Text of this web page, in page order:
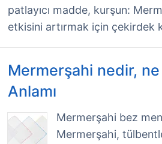
patlayıcı madde, kurşun:
etkisini artırmak için çekirdek
Mermerşahi nedir,
Anlamı
Mermerşahi bez
Mermerşahi,